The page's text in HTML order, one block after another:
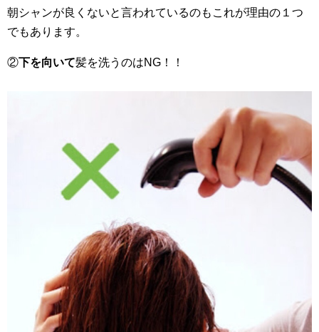
朝シャンが良くないと言われているのもこれが理由の１つ
でもあります。
②下を向いて髪を洗うのはNG！！